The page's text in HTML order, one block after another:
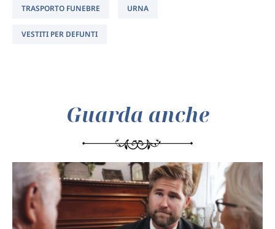
TRASPORTO FUNEBRE URNA
VESTITI PER DEFUNTI
Guarda anche